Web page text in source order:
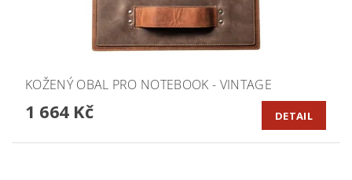
KOŽENÝ OBAL PRO NOTEBOOK - VINTAGE
1 664 Kč DETAIL